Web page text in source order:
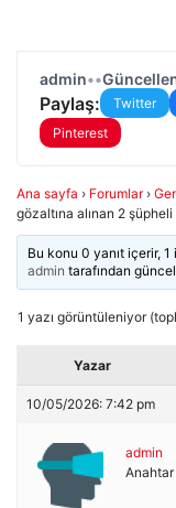
admin••
Paylaş: Twitter
Pinterest
Ana sayfa › Forumlar ›
gözaltına alınan 2
Bu konu 0 yanıt içerir,
admin tarafından
1 yazı görüntüleniyor
Yazar
10/05/2026: 7:42 pm
admin